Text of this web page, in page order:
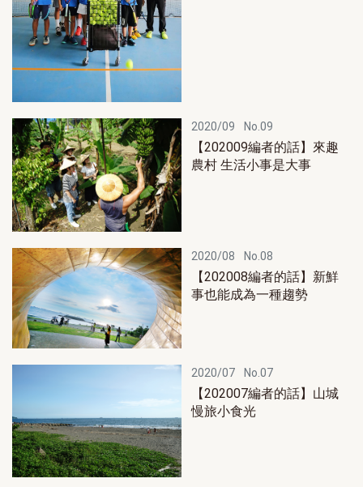
2020/09 No.09
【202009編者的話】來趣
農村 生活小事是大事
2020/08 No.08
【202008編者的話】新鮮
事也能成為一種趨勢
2020/07 No.07
【202007編者的話】山城
慢旅小食光